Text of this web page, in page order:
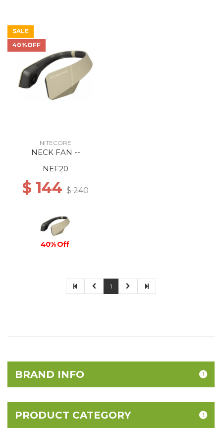
SALE
40%OFF
NITECORE
NECK FAN --
NEF20
$ 144 $ 240
40% Off
1
BRAND INFO
PRODUCT CATEGORY